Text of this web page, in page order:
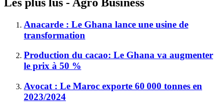
Anacarde : Le Ghana lance une usine de
transformation
Production du cacao: Le Ghana va augmenter
le prix à 50 %
Avocat : Le Maroc exporte 60 000 tonnes en
2023/2024